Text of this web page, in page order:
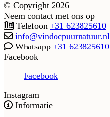
© Copyright 2026
Neem contact met ons op
Telefoon +31 623825610
info@vindocpuurnatuur.nl
Whatsapp +31 623825610
Facebook
Facebook
Instagram
Informatie